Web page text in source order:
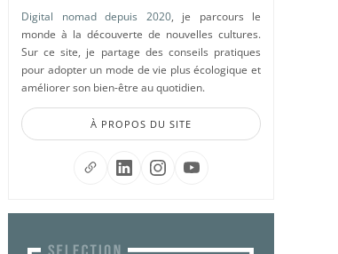
Digital nomad depuis 2020, je parcours le
monde à la découverte de nouvelles cultures.
Sur ce site, je partage des conseils pratiques
pour adopter un mode de vie plus écologique et
améliorer son bien-être au quotidien.
À PROPOS DU SITE